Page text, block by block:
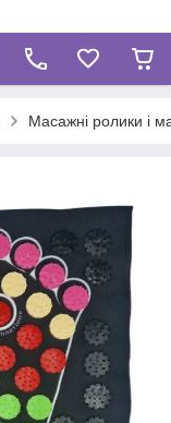
Масажні ролики і